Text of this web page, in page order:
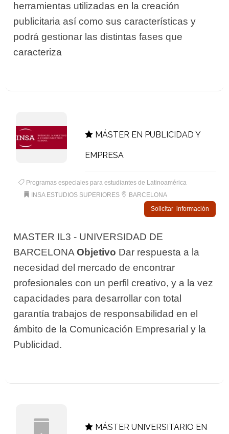
herramientas utilizadas en la creación
publicitaria así como sus características y
podrá gestionar las distintas fases que
caracteriza
MÁSTER EN PUBLICIDAD Y
EMPRESA
Programas especiales para estudiantes de Latinoamérica
INSA ESTUDIOS SUPERIORES
BARCELONA
Solicitar información
MASTER IL3 - UNIVERSIDAD DE
BARCELONAObjetivo Dar respuesta a la
necesidad del mercado de encontrar
profesionales con un perfil creativo, y a la vez
capacidades para desarrollar con total
garantía trabajos de responsabilidad en el
ámbito de la Comunicación Empresarial y la
Publicidad.
MÁSTER UNIVERSITARIO EN